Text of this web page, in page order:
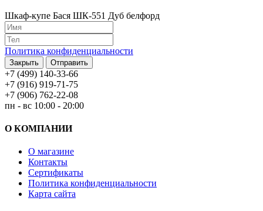
Шкаф-купе Бася ШК-551 Дуб белфорд
Политика конфиденциальности
Закрыть Отправить
+7 (499) 140-33-66
+7 (916) 919-71-75
+7 (906) 762-22-08
пн - вс 10:00 - 20:00
О КОМПАНИИ
О магазине
Контакты
Сертификаты
Политика конфиденциальности
Карта сайта